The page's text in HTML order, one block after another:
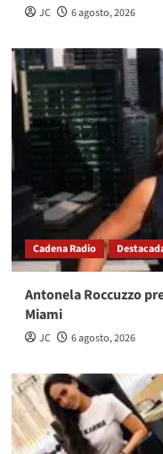
JC 6 agosto, 2026
Cadena Radio
Antonela Roccuzzo
Miami
JC 6 agosto, 2026